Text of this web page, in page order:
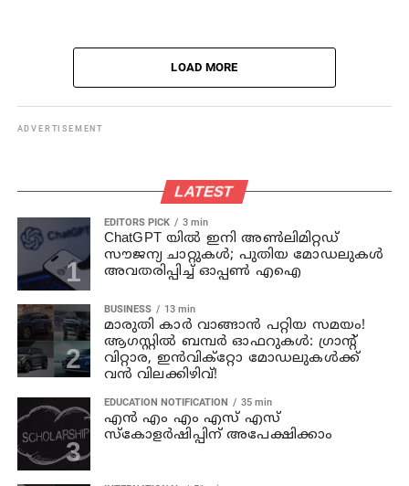
LOAD MORE
ADVERTISEMENT
LATEST
EDITORS PICK 3 min
ChatGPT യിൽ ഇനി അൺലിമിറ്റഡ്
സൗജന്യ ചാറ്റുകൾ; പുതിയ മോഡലുകൾ
അവതരിപ്പിച്ച് ഓപ്പൺ എഐ
BUSINESS 13 min
മാരുതി കാർ വാങ്ങാൻ പറ്റിയ സമയം!
ആഗസ്റ്റിൽ ബമ്പർ ഓഫറുകൾ: ഗ്രാന്റ്
വിറ്റാര, ഇൻവിക്റ്റോ മോഡലുകൾക്ക്
വൻ വിലക്കിഴിവ്!
EDUCATION NOTIFICATION 35 min
എൻ എം എം എസ് എസ്
സ്കോളർഷിപ്പിന് അപേക്ഷിക്കാം